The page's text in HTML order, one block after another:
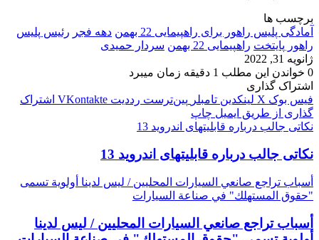
برچسب ها
آمادگی پلیس راهور برای راهپیمایی 22 بهمن
دهه فجر رئیس پلیس
راهور پایتخت راهپیمایی 22 بهمن
سردار حمیدی
ژانویه 31, 2022
0 خواندن این مطلب 1 دقیقه زمان میبرد
اشتراک گذاری
فیس بوک X لینکدین ‫تامبلر ‫پین‌ترست ‫رددیت ‫VKontakte اشتراک
گذاری از طریق ایمیل چاپ
نکاتی جالب درباره قابلیتهای اندروید 13
نکاتی جالب درباره قابلیتهای اندروید 13
أسباب تراجع صانعي السيارات المحليين / ليس لدينا أولوية تسمى
"حقوق المستهلك" في صناعة السيارات
أسباب تراجع صانعي السيارات المحليين / ليس لدينا